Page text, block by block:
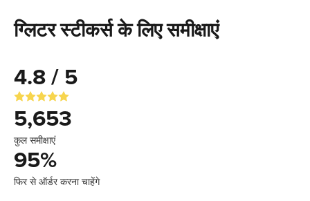
ग्लिटर स्टीकर्स के लिए समीक्षाएं
4.8 / 5
5,653
कुल समीक्षाएं
95%
फिर से ऑर्डर करना चाहेंगे